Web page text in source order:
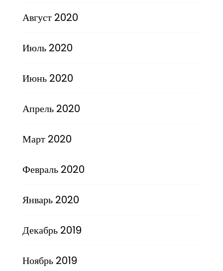
Август 2020
Июль 2020
Июнь 2020
Апрель 2020
Март 2020
Февраль 2020
Январь 2020
Декабрь 2019
Ноябрь 2019